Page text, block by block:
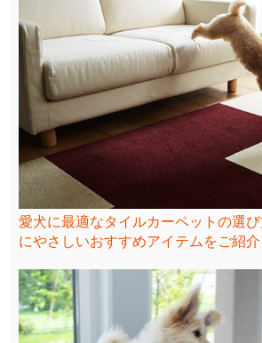
愛犬に最適なタイルカーペットの選
にやさしいおすすめアイテムをご紹介